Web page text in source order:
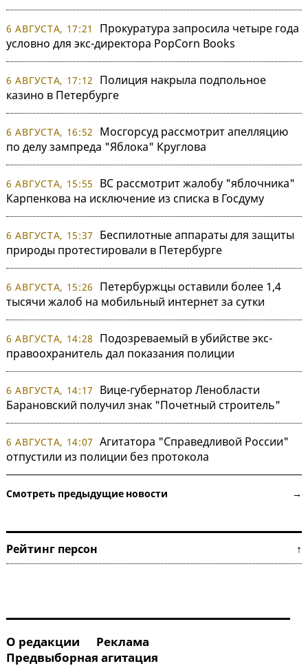
6 АВГУСТА, 17:21
Прокуратура запросила четыре года
условно для экс-директора PopCorn Books
6 АВГУСТА, 17:12
Полиция накрыла подпольное
казино в Петербурге
6 АВГУСТА, 16:52
Мосгорсуд рассмотрит апелляцию
по делу зампреда "Яблока" Круглова
6 АВГУСТА, 15:55
ВС рассмотрит жалобу "яблочника"
Карпенкова на исключение из списка в Госдуму
6 АВГУСТА, 15:37
Беспилотные аппараты для защиты
природы протестировали в Петербурге
6 АВГУСТА, 15:26
Петербуржцы оставили более 1,4
тысячи жалоб на мобильный интернет за сутки
6 АВГУСТА, 14:28
Подозреваемый в убийстве экс-
правоохранитель дал показания полиции
6 АВГУСТА, 14:17
Вице-губернатор Ленобласти
Барановский получил знак "Почетный строитель"
6 АВГУСТА, 14:07 Агитатора "Справедливой России"
отпустили из полиции без протокола
Смотреть предыдущие новости →
Рейтинг персон ↑
О редакции
Реклама
Предвыборная агитация